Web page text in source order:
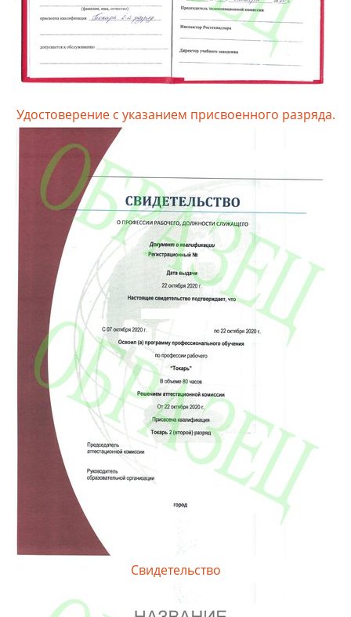
Удостоверение с указанием присвоенного разряда.
Свидетельство